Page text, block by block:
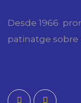
Desde 1966
patinatge sobre